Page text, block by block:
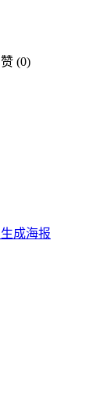
赞 (0)
生成海报